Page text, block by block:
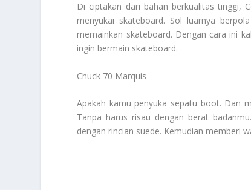
Di ciptakan dari bahan berkualitas tinggi,
menyukai skateboard. Sol luarnya
memainkan skateboard. Dengan cara ini
ingin bermain skateboard.
Chuck 70 Marquis
Apakah kamu penyuka sepatu boot. Dan
Tanpa harus risau dengan berat
dengan rincian suede. Kemudian memberi